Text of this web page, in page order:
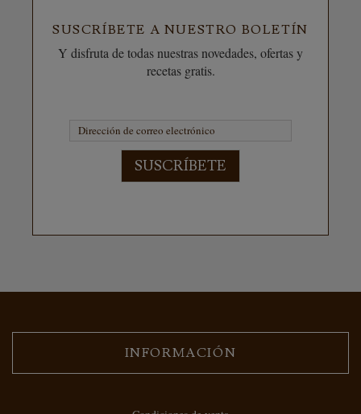
SUSCRÍBETE A NUESTRO BOLETÍN
Y disfruta de todas nuestras novedades, ofertas y
recetas gratis.
SUSCRÍBETE
INFORMACIÓN